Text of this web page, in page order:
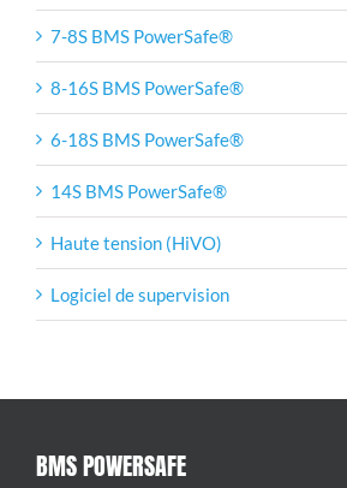
7-8S BMS PowerSafe®
8-16S BMS PowerSafe®
6-18S BMS PowerSafe®
14S BMS PowerSafe®
Haute tension (HiVO)
Logiciel de supervision
BMS POWERSAFE